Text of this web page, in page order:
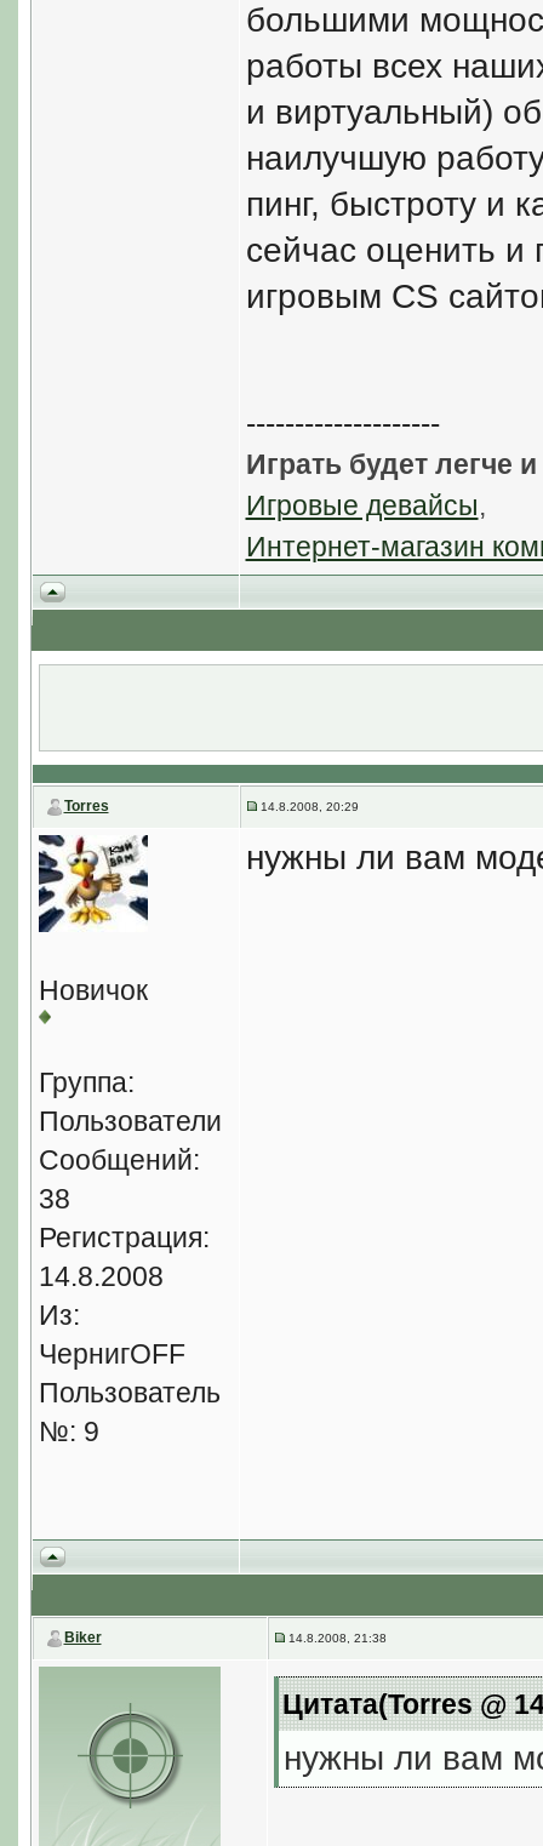
большими
работы всех
и виртуальный)
наилучшую
пинг, быстроту и
сейчас оценить и
игровым CS
--------------------
Играть будет легче
Игровые девайсы,
Интернет-магазин
Torres 14.8.2008, 20:29
Новичок
Группа:
Пользователи
Сообщений:
38
Регистрация:
14.8.2008
Из:
ЧернигOFF
Пользователь
№: 9
нужны ли вам
Biker 14.8.2008, 21:38
Цитата(Torres @
нужны ли вам